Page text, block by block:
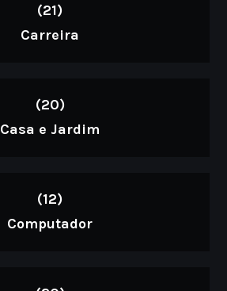
(21)
Carreira
(20)
Casa e Jardim
(12)
Computador